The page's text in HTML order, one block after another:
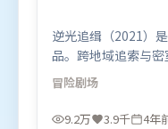
逆光追缉（2021）
品。跨地域追索与
码，张力持续上扬。
叙事推进功能。由
·查拉米、孙艺珍，
冒险剧场
9.2万 3.9千 4年